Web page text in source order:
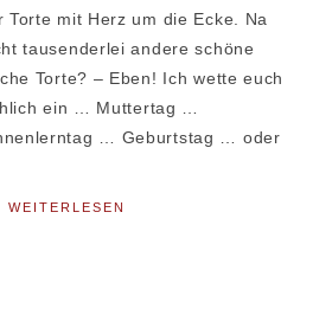
Torte mit Herz um die Ecke. Na
tausenderlei andere schöne
Torte? – Eben! Ich wette euch
ein … Muttertag …
… Geburtstag … oder
WEITERLESEN